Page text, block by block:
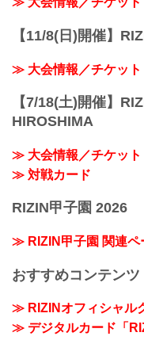
【11/8(日)開催】
≫ 大会情報／チケット
【7/18(土)開催】
HIROSHIMA
≫ 大会情報／チケット
≫ 対戦カード
RIZIN甲子園 2026
≫ RIZIN甲子園 関連ペ
おすすめコンテンツ
≫ RIZINオフィシャル
≫ デジタルカード「